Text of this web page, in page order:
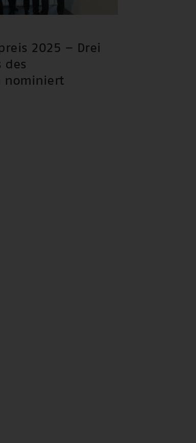
2025 – Drei
des
nominiert